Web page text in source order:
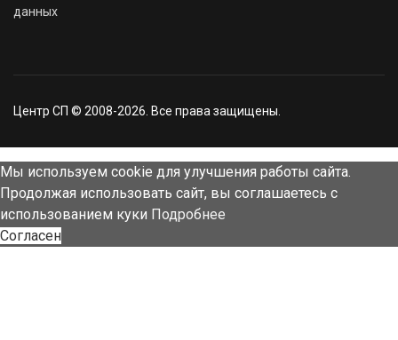
данных
Центр СП © 2008-2026. Все права защищены.
Мы используем cookie для улучшения работы сайта.
Продолжая использовать сайт, вы соглашаетесь с
использованием куки Подробнее
Согласен